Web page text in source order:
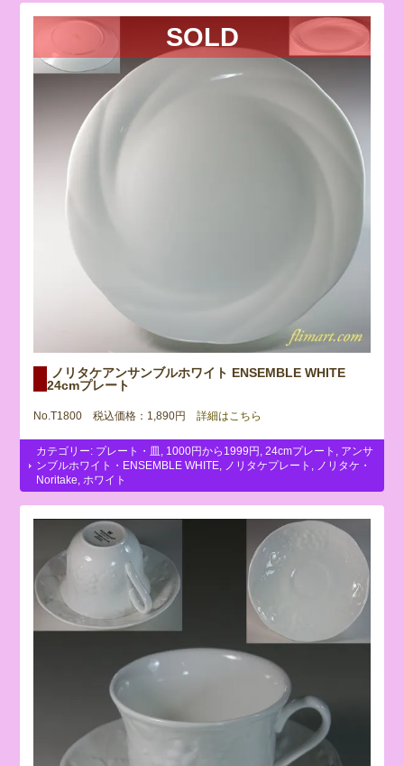
SOLD
ノリタケアンサンブルホワイト ENSEMBLE WHITE
24cmプレート
No.T1800 税込価格：1,890円 詳細はこちら
カテゴリー: プレート・皿 1000円から1999円 ,24cmプレート
アンサ
ンブルホワイト・ENSEMBLE WHITE
ノリタケプレート
ノリタケ・
Noritake
ホワイト